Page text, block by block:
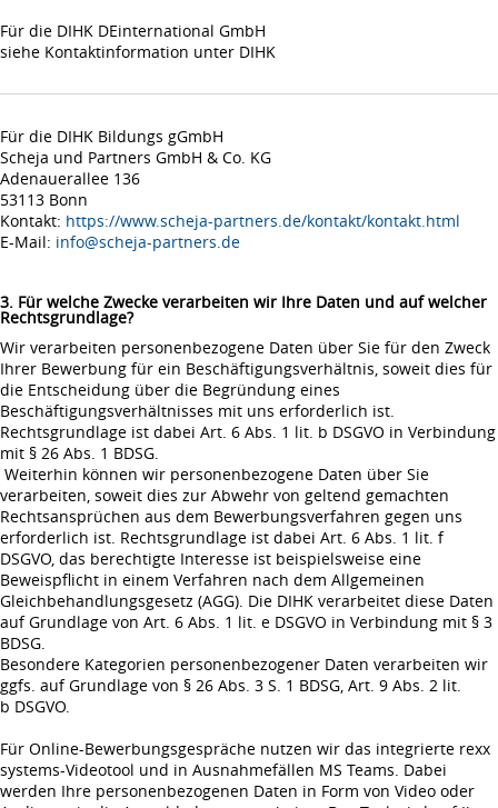
Für die DIHK DEinternational GmbH
siehe Kontaktinformation unter DIHK
Für die DIHK Bildungs gGmbH
Scheja und Partners GmbH & Co. KG
Adenauerallee 136
53113 Bonn
Kontakt: https://www.scheja-partners.de/kontakt/kontakt.html
E-Mail: info@scheja-partners.de
3. Für welche Zwecke verarbeiten wir Ihre Daten und auf welcher
Rechtsgrundlage?
Wir verarbeiten personenbezogene Daten über Sie für den Zweck
Ihrer Bewerbung für ein Beschäftigungsverhältnis, soweit dies für
die Entscheidung über die Begründung eines
Beschäftigungsverhältnisses mit uns erforderlich ist.
Rechtsgrundlage ist dabei Art. 6 Abs. 1 lit. b DSGVO in Verbindung
mit § 26 Abs. 1 BDSG.
Weiterhin können wir personenbezogene Daten über Sie
verarbeiten, soweit dies zur Abwehr von geltend gemachten
Rechtsansprüchen aus dem Bewerbungsverfahren gegen uns
erforderlich ist. Rechtsgrundlage ist dabei Art. 6 Abs. 1 lit. f
DSGVO, das berechtigte Interesse ist beispielsweise eine
Beweispflicht in einem Verfahren nach dem Allgemeinen
Gleichbehandlungsgesetz (AGG). Die DIHK verarbeitet diese Daten
auf Grundlage von Art. 6 Abs. 1 lit. e DSGVO in Verbindung mit § 3
BDSG.
Besondere Kategorien personenbezogener Daten verarbeiten wir
ggfs. auf Grundlage von § 26 Abs. 3 S. 1 BDSG, Art. 9 Abs. 2 lit.
b DSGVO.
Für Online-Bewerbungsgespräche nutzen wir das integrierte rexx
systems-Videotool und in Ausnahmefällen MS Teams. Dabei
werden Ihre personenbezogenen Daten in Form von Video oder